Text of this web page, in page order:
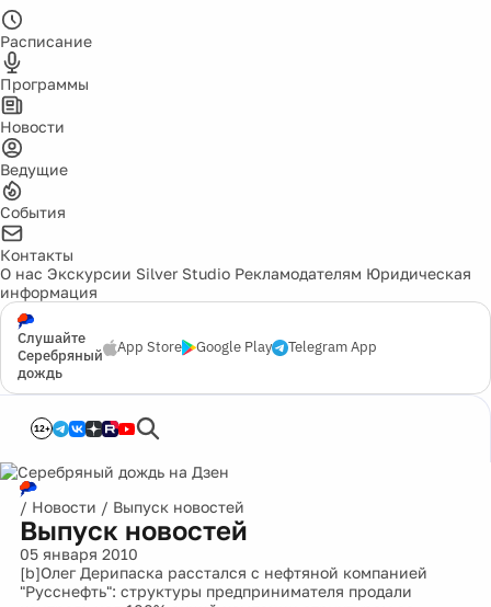
Расписание
Программы
Новости
Ведущие
События
Контакты
О нас Экскурсии Silver Studio Рекламодателям Юридическая
информация
Слушайте
Серебряный
дождь
App Store Google Play Telegram App
12+
/ Новости / Выпуск новостей
Выпуск новостей
05 января 2010
[b]Олег Дерипаска расстался с нефтяной компанией
"Русснефть": структуры предпринимателя продали